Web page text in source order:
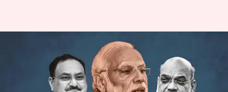
झारखंड में NDA दलों के बीच सीटों
का बंटवारा हुआ, जानिए भाजपा को
कितनी सीटें मिलीं